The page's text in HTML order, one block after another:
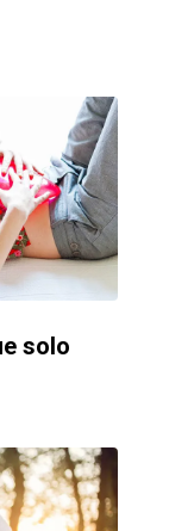
solo